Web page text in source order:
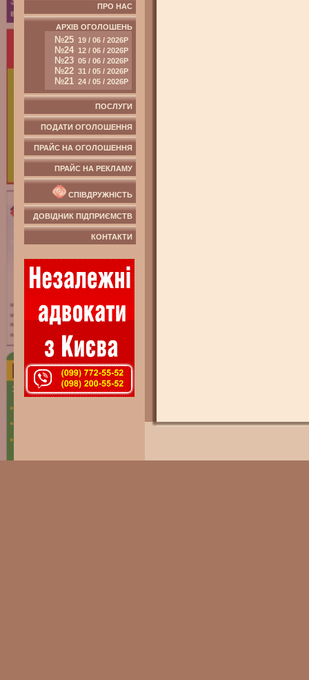
ПРО НАС
АРХІВ ОГОЛОШЕНЬ
№25 19 / 06 / 2026Р
№24 12 / 06 / 2026Р
№23 05 / 06 / 2026Р
№22 31 / 05 / 2026Р
№21 24 / 05 / 2026Р
ПОСЛУГИ
ПОДАТИ ОГОЛОШЕННЯ
ПРАЙС НА ОГОЛОШЕННЯ
ПРАЙС НА РЕКЛАМУ
СПІВДРУЖНІСТЬ
ДОВІДНИК ПІДПРИЄМСТВ
КОНТАКТИ